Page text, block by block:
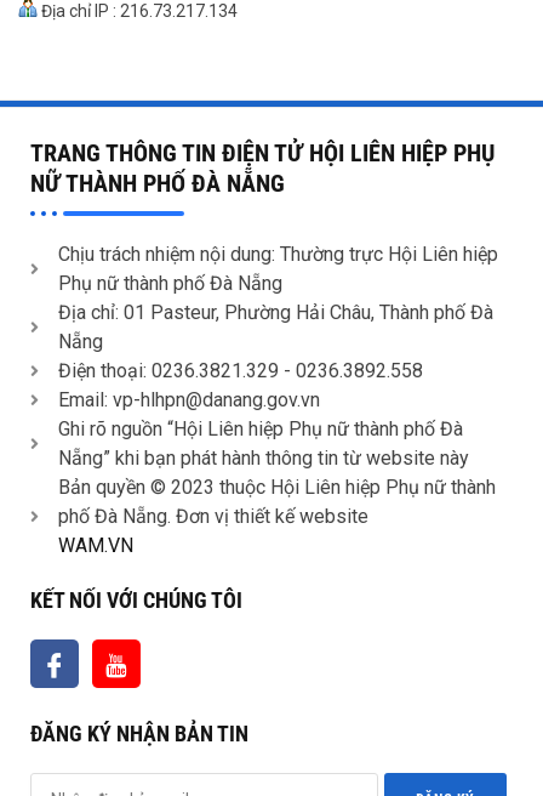
Địa chỉ IP : 216.73.217.134
TRANG THÔNG TIN ĐIỆN TỬ HỘI LIÊN HIỆP PHỤ
NỮ THÀNH PHỐ ĐÀ NẴNG
Chịu trách nhiệm nội dung: Thường trực Hội Liên hiệp
Phụ nữ thành phố Đà Nẵng
Địa chỉ: 01 Pasteur, Phường Hải Châu, Thành phố Đà
Nẵng
Điện thoại: 0236.3821.329 - 0236.3892.558
Email: vp-hlhpn@danang.gov.vn
Ghi rõ nguồn “Hội Liên hiệp Phụ nữ thành phố Đà
Nẵng” khi bạn phát hành thông tin từ website này
Bản quyền © 2023 thuộc Hội Liên hiệp Phụ nữ thành
phố Đà Nẵng. Đơn vị thiết kế website
WAM.VN
KẾT NỐI VỚI CHÚNG TÔI
ĐĂNG KÝ NHẬN BẢN TIN